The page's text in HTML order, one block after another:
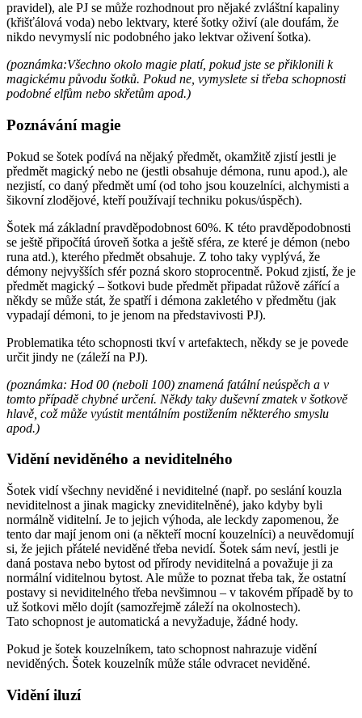
pravidel), ale PJ se může rozhodnout pro nějaké zvláštní kapaliny
(křišťálová voda) nebo lektvary, které šotky oživí (ale doufám, že
nikdo nevymyslí nic podobného jako lektvar oživení šotka).
(poznámka:Všechno okolo magie platí, pokud jste se přiklonili k
magickému původu šotků. Pokud ne, vymyslete si třeba schopnosti
podobné elfům nebo skřetům apod.)
Poznávání magie
Pokud se šotek podívá na nějaký předmět, okamžitě zjistí jestli je
předmět magický nebo ne (jestli obsahuje démona, runu apod.), ale
nezjistí, co daný předmět umí (od toho jsou kouzelníci, alchymisti a
šikovní zlodějové, kteří používají techniku pokus/úspěch).
Šotek má základní pravděpodobnost 60%. K této pravděpodobnosti
se ještě připočítá úroveň šotka a ještě sféra, ze které je démon (nebo
runa atd.), kterého předmět obsahuje. Z toho taky vyplývá, že
démony nejvyšších sfér pozná skoro stoprocentně. Pokud zjistí, že je
předmět magický – šotkovi bude předmět připadat růžově zářící a
někdy se může stát, že spatří i démona zakletého v předmětu (jak
vypadají démoni, to je jenom na představivosti PJ).
Problematika této schopnosti tkví v artefaktech, někdy se je povede
určit jindy ne (záleží na PJ).
(poznámka: Hod 00 (neboli 100) znamená fatální neúspěch a v
tomto případě chybné určení. Někdy taky duševní zmatek v šotkově
hlavě, což může vyústit mentálním postižením některého smyslu
apod.)
Vidění neviděného a neviditelného
Šotek vidí všechny neviděné i neviditelné (např. po seslání kouzla
neviditelnost a jinak magicky zneviditelněné), jako kdyby byli
normálně viditelní. Je to jejich výhoda, ale leckdy zapomenou, že
tento dar mají jenom oni (a někteří mocní kouzelníci) a neuvědomují
si, že jejich přátelé neviděné třeba nevidí. Šotek sám neví, jestli je
daná postava nebo bytost od přírody neviditelná a považuje ji za
normální viditelnou bytost. Ale může to poznat třeba tak, že ostatní
postavy si neviditelného třeba nevšimnou – v takovém případě by to
už šotkovi mělo dojít (samozřejmě záleží na okolnostech).
Tato schopnost je automatická a nevyžaduje, žádné hody.
Pokud je šotek kouzelníkem, tato schopnost nahrazuje vidění
neviděných. Šotek kouzelník může stále odvracet neviděné.
Vidění iluzí